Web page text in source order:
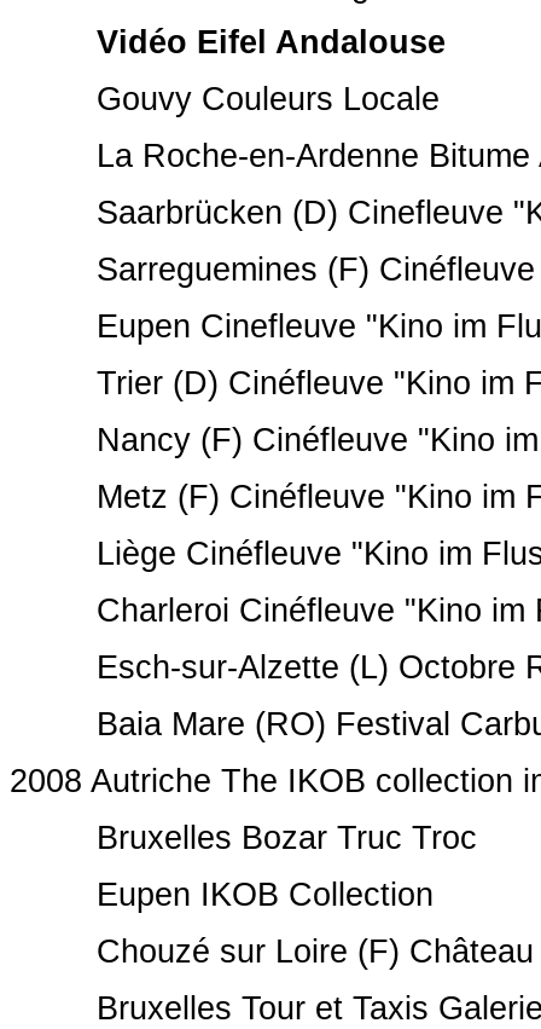
Vidéo Eifel Andalouse
Gouvy Couleurs Locale
La Roche-en-Ardenne Bitume
Saarbrücken (D) Cinefleuve
Sarreguemines (F) Cinéfleuve
Eupen Cinefleuve "Kino im
Trier (D) Cinéfleuve "Kino im
Nancy (F) Cinéfleuve "Kino im
Metz (F) Cinéfleuve "Kino im
Liège Cinéfleuve "Kino im
Charleroi Cinéfleuve "Kino im
Esch-sur-Alzette (L) Octobre
Baia Mare (RO) Festival
2008 Autriche The IKOB collection
Bruxelles Bozar Truc Troc
Eupen IKOB Collection
Chouzé sur Loire (F) Château
Bruxelles Tour et Taxis Galerie